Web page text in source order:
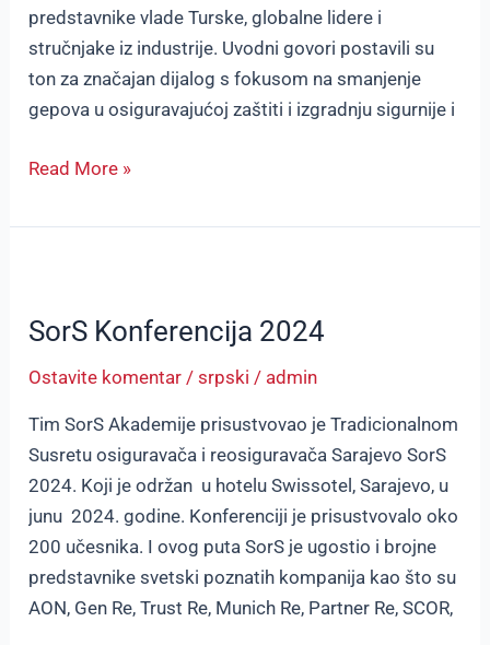
predstavnike vlade Turske, globalne lidere i
stručnjake iz industrije. Uvodni govori postavili su
ton za značajan dijalog s fokusom na smanjenje
gepova u osiguravajućoj zaštiti i izgradnju sigurnije i
Read More »
SorS Konferencija 2024
Ostavite komentar /srpski / admin
Tim SorS Akademije prisustvovao je Tradicionalnom
Susretu osiguravača i reosiguravača Sarajevo SorS
2024. Koji je održan u hotelu Swissotel, Sarajevo, u
junu 2024. godine. Konferenciji je prisustvovalo oko
200 učesnika. I ovog puta SorS je ugostio i brojne
predstavnike svetski poznatih kompanija kao što su
AON, Gen Re, Trust Re, Munich Re, Partner Re, SCOR,
2024